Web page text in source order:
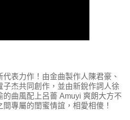
表力作！由金曲製作人陳君豪、
子杰共同創作，並由新銳作詞人徐
的曲風配上呂薔 Amuyi 爽朗大方不
專屬的閨蜜情誼，相愛相傻！